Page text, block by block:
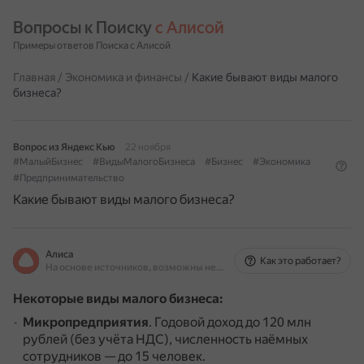
Вопросы к Поиску с Алисой
Примеры ответов Поиска с Алисой
Главная / Экономика и финансы / Какие бывают виды малого
бизнеса?
Вопрос из Яндекс Кью
22 ноября
#МалыйБизнес
#ВидыМалогоБизнеса #Бизнес
#Экономика
#Предпринимательство
Какие бывают виды малого бизнеса?
Алиса
На основе источников, возможны неточности
Как это работает?
Некоторые виды малого бизнеса:
Микропредприятия. Годовой доход до 120 млн
рублей (без учёта НДС), численность наёмных
сотрудников — до 15 человек.